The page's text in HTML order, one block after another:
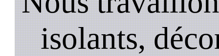
isolants,